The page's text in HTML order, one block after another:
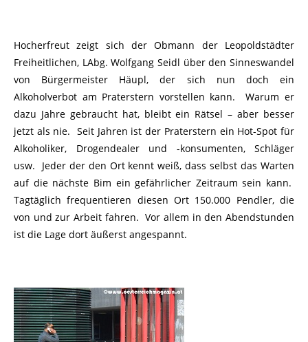
Hocherfreut zeigt sich der Obmann der Leopoldstädter
Freiheitlichen, LAbg. Wolfgang Seidl über den Sinneswandel
von Bürgermeister Häupl, der sich nun doch ein
Alkoholverbot am Praterstern vorstellen kann. Warum er
dazu Jahre gebraucht hat, bleibt ein Rätsel – aber besser
jetzt als nie. Seit Jahren ist der Praterstern ein Hot-Spot für
Alkoholiker, Drogendealer und -konsumenten, Schläger
usw. Jeder der den Ort kennt weiß, dass selbst das Warten
auf die nächste Bim ein gefährlicher Zeitraum sein kann.
Tagtäglich frequentieren diesen Ort 150.000 Pendler, die
von und zur Arbeit fahren. Vor allem in den Abendstunden
ist die Lage dort äußerst angespannt.